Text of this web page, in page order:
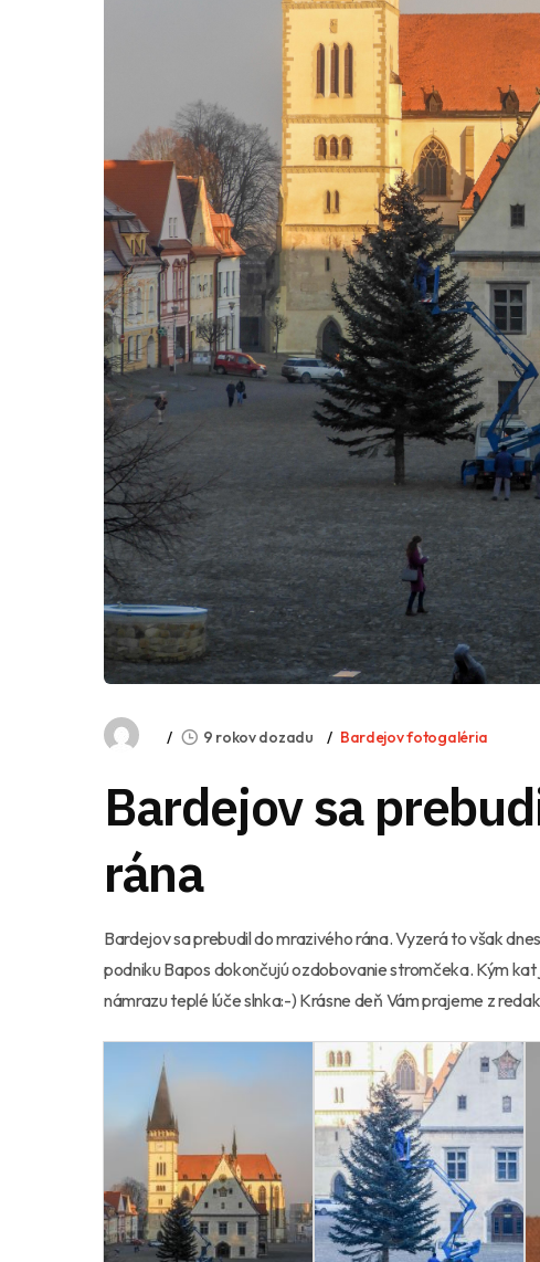
9 rokov dozadu Bardejov fotogaléria
Bardejov sa
rána
Bardejov sa prebudil do mrazivého rána. Vyzerá to však
podniku Bapos dokončujú ozdobovanie stromčeka. Kým
námrazu teplé lúče slnka:-) Krásne deň Vám prajeme z